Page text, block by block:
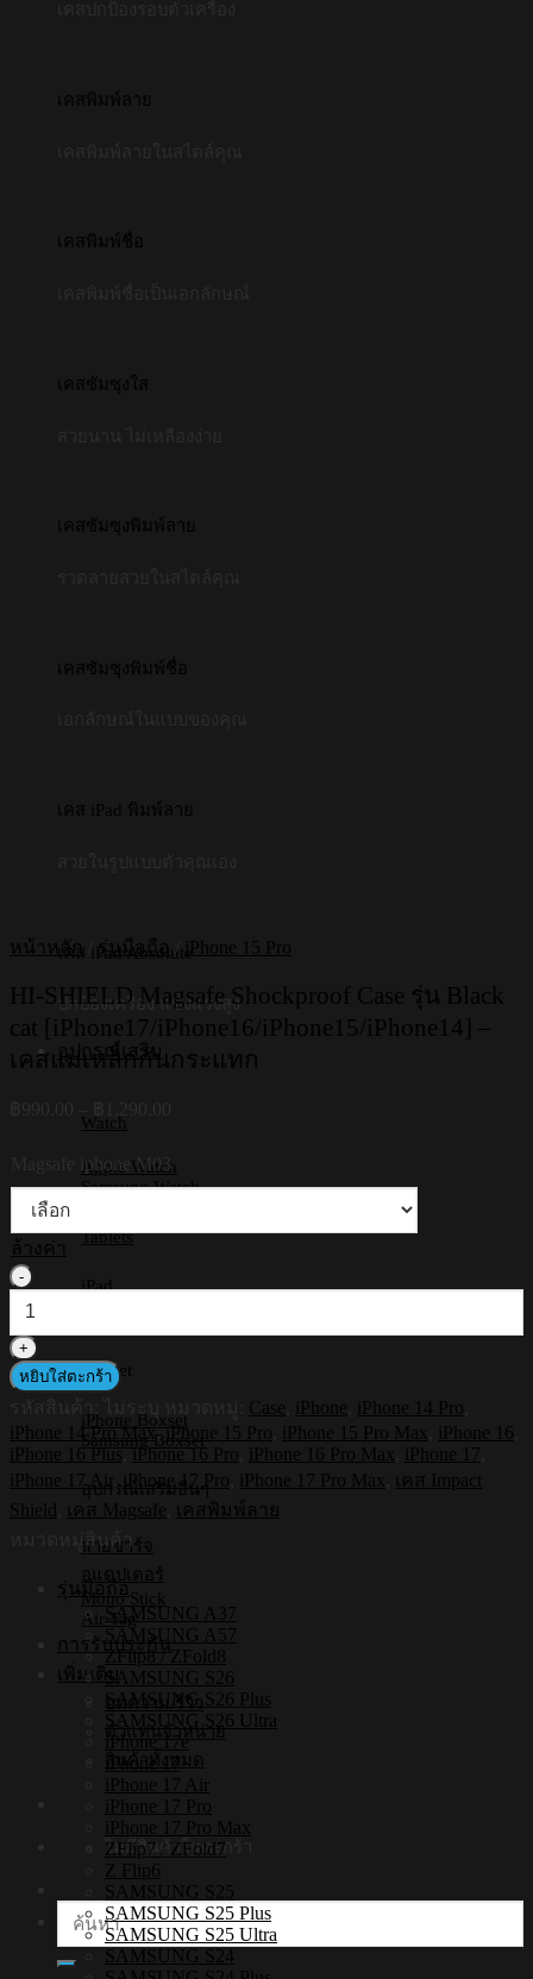
เคสพิมพ์ลาย
เคสพิมพ์ชื่อ
เคสซัมซุงใส
เคสซัมซุงพิมพ์ลาย
เคสซัมซุงพิมพ์ชื่อ
เคส iPad พิมพ์ลาย
เคส iPad Absolute
ปกป้องเครื่อง แข็งแรงสูง
อุปกรณ์เสริม
Watch
Apple Watch
Samsung Watch
Tablets
iPad
Boxset
iPhone Boxset
Samsung Boxset
อุปกรณ์เสริมอื่นๆ
สายชาร์จ
อแดปเตอร์
Mono Stick
Air Tag
การรับประกัน
เพิ่มเติม
บทความ/รีวิว
ตัวแทนจำหน่าย
สินค้าทั้งหมด
ไม่มีสินค้าในตะกร้า
ค้นหา:
หน้าหลัก / รุ่นมือถือ / iPhone 15 Pro
HI-SHIELD Magsafe Shockproof Case รุ่น Black
cat [iPhone17/iPhone16/iPhone15/iPhone14] –
เคสแม่เหล็กกันกระแทก
through
Magsafe iphone M03
ล้างค่า
จำนวน
SHIELD
Magsafe
Shockproof
Case
Black
cat
[iPhone17/iPhone16/iPhone15/iPhone14]
เหล็ก
กระแทก
ชิ้น
หยิบใส่ตะกร้า
Case iPhone iPhone 14 Pro
iPhone 14 Pro Max,iPhone 15 Pro iPhone 15 Pro Max iPhone 16
iPhone 16 Plus,iPhone 16 Pro iPhone 16 Pro Max iPhone 17
iPhone 17 Air
iPhone 17 Pro iPhone 17 Pro Max
เคส Impact
Shield
เคส Magsafe
เคสพิมพ์ลาย
หมวดหมู่สินค้า
รุ่นมือถือ
SAMSUNG A37
SAMSUNG A57
ZFlip8 / ZFold8
SAMSUNG S26
SAMSUNG S26 Plus
SAMSUNG S26 Ultra
iPhone 17e
iPhone 17
iPhone 17 Air
iPhone 17 Pro
iPhone 17 Pro Max
ZFlip7 / ZFold7
Z Flip6
SAMSUNG S25
SAMSUNG S25 Plus
SAMSUNG S25 Ultra
SAMSUNG S24